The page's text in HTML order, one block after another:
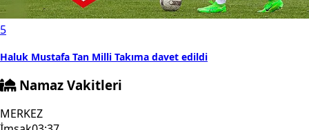
5
Haluk Mustafa Tan Milli Takıma davet edildi
Namaz Vakitleri
MERKEZ